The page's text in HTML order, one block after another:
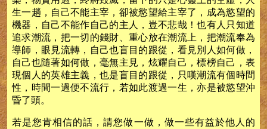
生一趟，自己不能主宰，卻被慾望給主宰了，成為慾望的
機器，自己不能作自己的主人，豈不悲哉！也有人只知道
追求潮流，把一切的錢財、重心放在潮流上，把潮流奉為
導師，眼見流轉，自己也盲目的跟從，看見別人如何做，
自己也隨著如何做，毫無主見，炫耀自己，標榜自己，表
現個人的英雄主義，也是盲目的跟從，只嘆潮流有個時間
性，時間一過便不流行，若如此渡過一生，亦是被慾望沖
昏了頭。
若是您肯相信的話，請您做一做，做一些有益於他人的